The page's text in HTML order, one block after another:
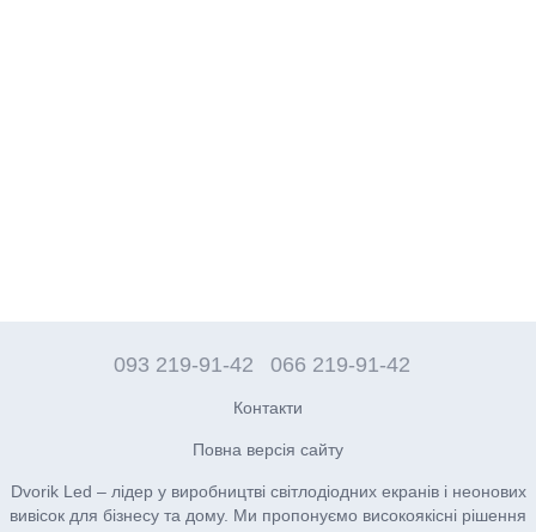
093 219-91-42 066 219-91-42
Контакти
Повна версія сайту
Dvorik Led – лідер у виробництві світлодіодних екранів і неонових
вивісок для бізнесу та дому. Ми пропонуємо високоякісні рішення